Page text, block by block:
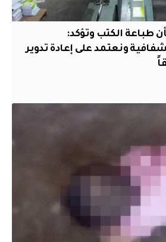
طباعة الكتب وتؤكد:
ونعتمد على إعادة تدوير